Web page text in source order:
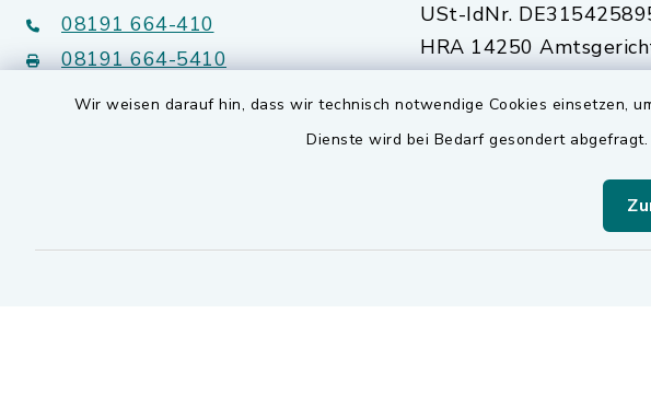
Wir weisen darauf hin, dass wir technisch notwendige Cookies einsetzen,
Dienste wird bei Bedarf gesondert
08191 664-410
08191 664-5410
Markt Kaufering
USt-IdNr.
HRA 14250